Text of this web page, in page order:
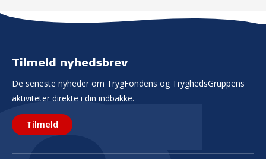
Tilmeld nyhedsbrev
De seneste nyheder om TrygFondens og TryghedsGruppens
aktiviteter direkte i din indbakke.
Tilmeld